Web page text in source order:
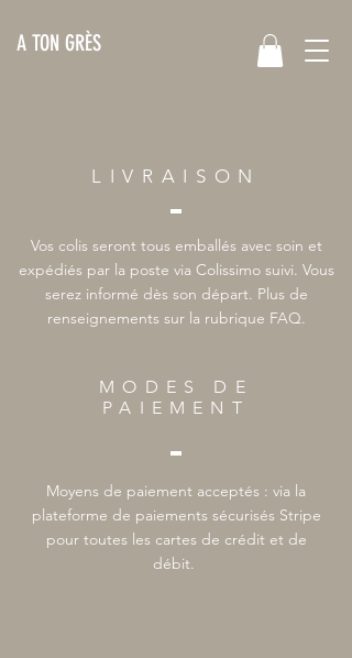
A TON GRÈS
LIVRAISON
Vos colis seront tous emballés avec soin et
expédiés par la poste via Colissimo suivi. Vous
serez informé dès son départ. Plus de
renseignements sur la rubrique FAQ.
MODES DE
PAIEMENT
Moyens de paiement acceptés : via la
plateforme de paiements sécurisés Stripe
pour toutes les cartes de crédit et de
débit.